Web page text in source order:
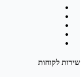
שירות לקוחות